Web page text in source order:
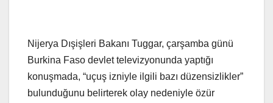
Nijerya Dışişleri Bakanı Tuggar, çarşamba günü
Burkina Faso devlet televizyonunda yaptığı
konuşmada, “uçuş izniyle ilgili bazı düzensizlikler”
bulunduğunu belirterek olay nedeniyle özür